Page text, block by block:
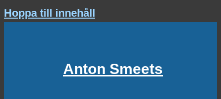
Hoppa till innehåll
Anton Smeets